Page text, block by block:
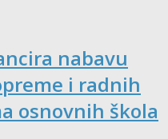
nabavu
i radnih
osnovnih škola